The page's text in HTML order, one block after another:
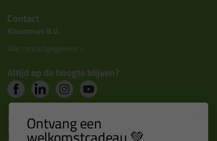
Contact
Kitcentrum B.V.
Alle contactgegevens >
Altijd op de hoogte blijven?
Nieuws, tips en exclusieve deals rechtstreeks in je
inbox Ontvang een